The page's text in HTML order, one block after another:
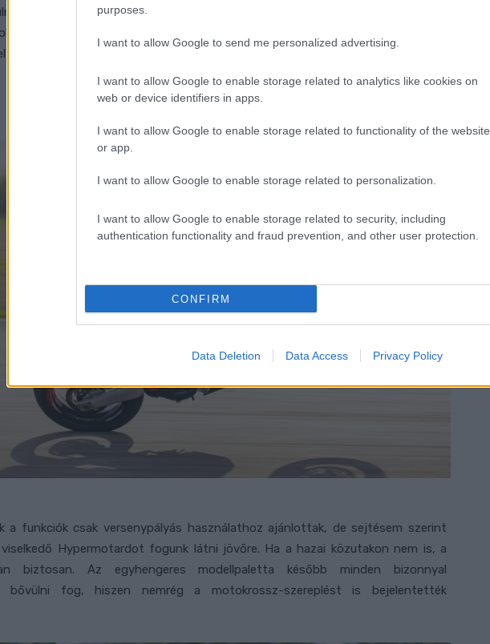
purposes.
I want to allow Google to send me personalized advertising.
I want to allow Google to enable storage related to analytics like cookies on
web or device identifiers in apps.
I want to allow Google to enable storage related to functionality of the website
or app.
I want to allow Google to enable storage related to personalization.
I want to allow Google to enable storage related to security, including
authentication functionality and fraud prevention, and other user protection.
CONFIRM
Data Deletion Data Access Privacy Policy
majd vele, a haladóknak azonban igazán izgalmas funkciókat is kínál az
négyféle beállítást kínál, az egykerékkontrollnak pedig van „Wheelie
elvileg folyamatosan a levegőben tartható lesz az első kerék, még épp a
a funkciók csak versenypályás használathoz ajánlottak, de sejtésem szerint
Hypermotardot fogunk látni jövőre. Ha a hazai közutakon nem is, a
biztosan. Az egyhengeres modellpaletta később minden bizonnyal
bővülni fog, hiszen nemrég a motokrossz-szereplést is bejelentették